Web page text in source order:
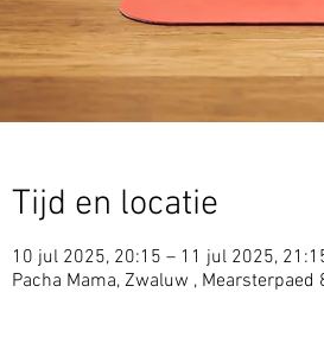
Tijd en locatie
10 jul 2025, 20:15 – 11 jul 2025,
Pacha Mama, Zwaluw ,